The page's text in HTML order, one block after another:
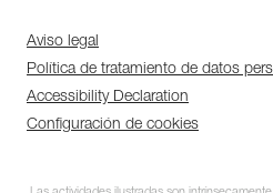
Aviso legal
Política de tratamiento de datos
Accessibility Declaration
Configuración de cookies